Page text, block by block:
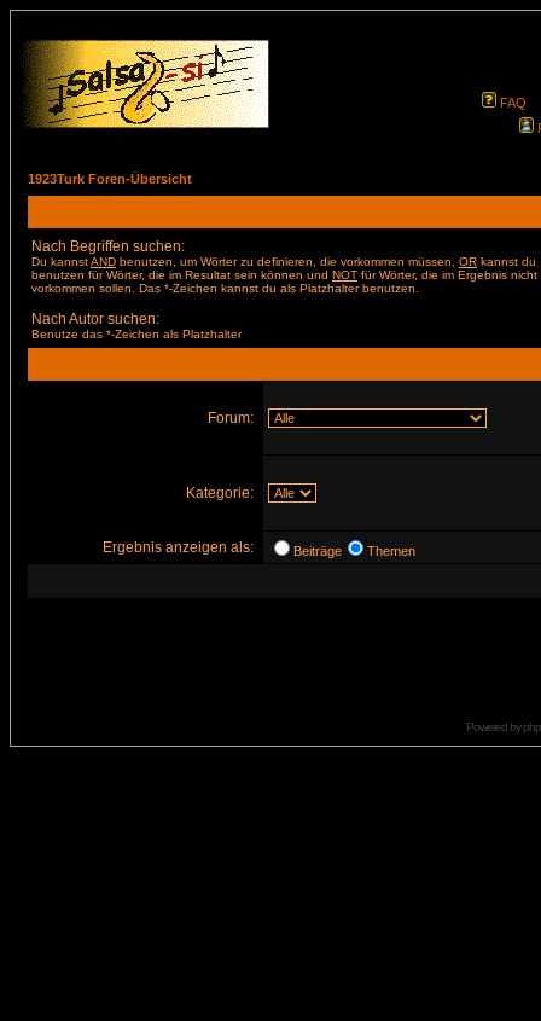
FAQ
1923Turk Foren-Übersicht
Nach Begriffen suchen:
Du kannstAND benutzen, um Wörter zu definieren, die vorkommen müssen, OR kannst du
benutzen für Wörter, die im Resultat sein können und NOT für Wörter, die im Ergebnis nicht
vorkommen sollen. Das *-Zeichen kannst du als Platzhalter benutzen.
Nach Autor suchen:
Benutze das *-Zeichen als Platzhalter
Forum:
Kategorie:
Ergebnis anzeigen als: Beiträge Themen
Powered by